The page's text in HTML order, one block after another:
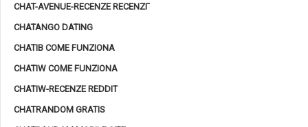
CHAT-AVENUE-RECENZE RECENZГ­
CHATANGO DATING
CHATIB COME FUNZIONA
CHATIW COME FUNZIONA
CHATIW-RECENZE REDDIT
CHATRANDOM GRATIS